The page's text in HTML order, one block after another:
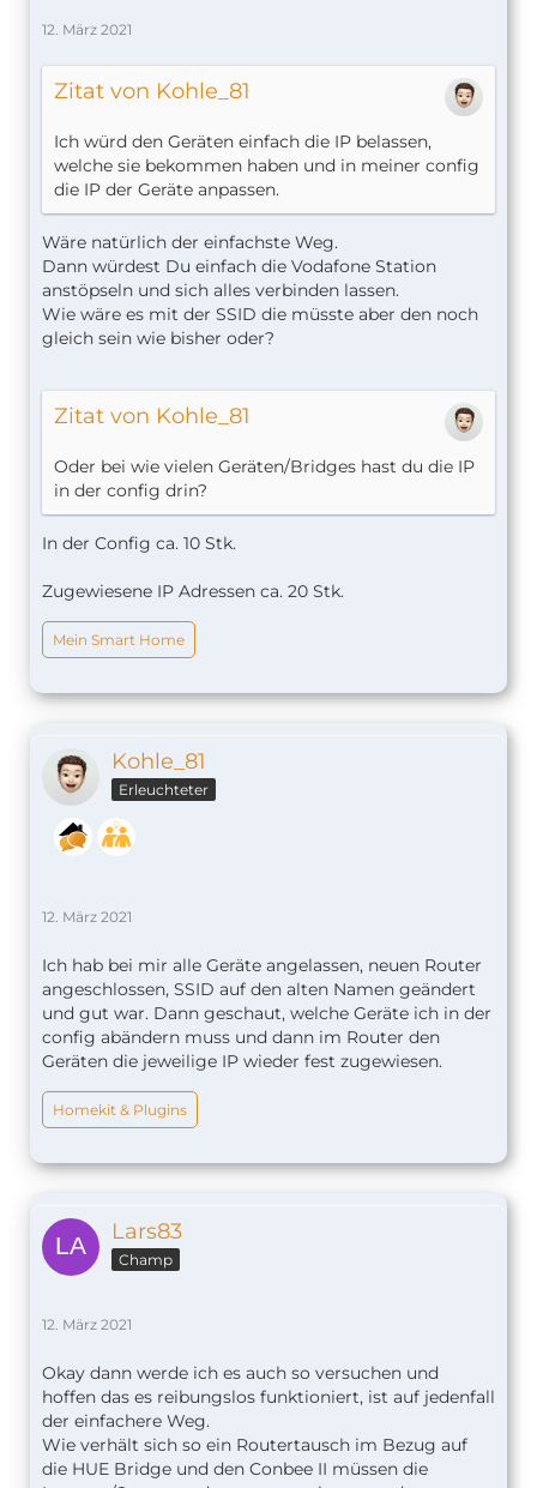
12. März 2021
Zitat von Kohle_81
Ich würd den Geräten einfach die IP belassen,
welche sie bekommen haben und in meiner config
die IP der Geräte anpassen.
Wäre natürlich der einfachste Weg.
Dann würdest Du einfach die Vodafone Station
anstöpseln und sich alles verbinden lassen.
Wie wäre es mit der SSID die müsste aber den noch
gleich sein wie bisher oder?
Zitat von Kohle_81
Oder bei wie vielen Geräten/Bridges hast du die IP
in der config drin?
In der Config ca. 10 Stk.
Zugewiesene IP Adressen ca. 20 Stk.
Mein Smart Home
Kohle_81
Erleuchteter
12. März 2021
Ich hab bei mir alle Geräte angelassen, neuen Router
angeschlossen, SSID auf den alten Namen geändert
und gut war. Dann geschaut, welche Geräte ich in der
config abändern muss und dann im Router den
Geräten die jeweilige IP wieder fest zugewiesen.
Homekit & Plugins
Lars83
Champ
12. März 2021
Okay dann werde ich es auch so versuchen und
hoffen das es reibungslos funktioniert, ist auf jedenfall
der einfachere Weg.
Wie verhält sich so ein Routertausch im Bezug auf
die HUE Bridge und den Conbee II müssen die